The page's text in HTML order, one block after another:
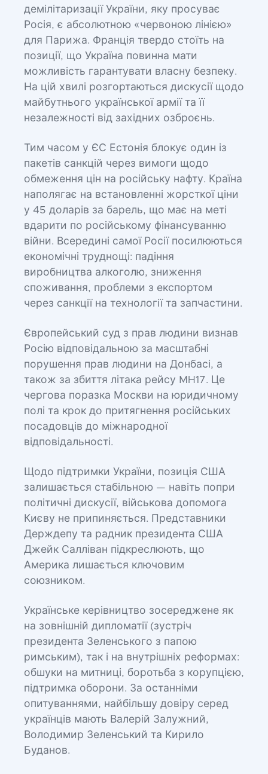
демілітаризації України, яку просуває
Росія, є абсолютною «червоною лінією»
для Парижа. Франція твердо стоїть на
позиції, що Україна повинна мати
можливість гарантувати власну безпеку.
На цій хвилі розгортаються дискусії щодо
майбутнього української армії та її
незалежності від західних озброєнь.
Тим часом у ЄС Естонія блокує один із
пакетів санкцій через вимоги щодо
обмеження цін на російську нафту. Країна
наполягає на встановленні жорсткої ціни
у 45 доларів за барель, що має на меті
вдарити по російському фінансуванню
війни. Всередині самої Росії посилюються
економічні труднощі: падіння
виробництва алкоголю, зниження
споживання, проблеми з експортом
через санкції на технології та запчастини.
Європейський суд з прав людини визнав
Росію відповідальною за масштабні
порушення прав людини на Донбасі, а
також за збиття літака рейсу MH17. Це
чергова поразка Москви на юридичному
полі та крок до притягнення російських
посадовців до міжнародної
відповідальності.
Щодо підтримки України, позиція США
залишається стабільною — навіть попри
політичні дискусії, військова допомога
Києву не припиняється. Представники
Держдепу та радник президента США
Джейк Салліван підкреслюють, що
Америка лишається ключовим
союзником.
Українське керівництво зосереджене як
на зовнішній дипломатії (зустріч
президента Зеленського з папою
римським), так і на внутрішніх реформах:
обшуки на митниці, боротьба з корупцією,
підтримка оборони. За останніми
опитуваннями, найбільшу довіру серед
українців мають Валерій Залужний,
Володимир Зеленський та Кирило
Буданов.